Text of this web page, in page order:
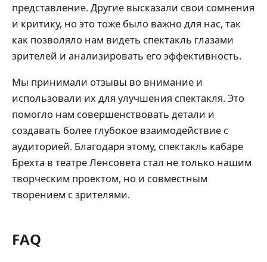
представление. Другие высказали свои сомнения
и критику, но это тоже было важно для нас, так
как позволяло нам видеть спектакль глазами
зрителей и анализировать его эффективность.
Мы принимали отзывы во внимание и
использовали их для улучшения спектакля. Это
помогло нам совершенствовать детали и
создавать более глубокое взаимодействие с
аудиторией. Благодаря этому, спектакль кабаре
Брехта в театре Ленсовета стал не только нашим
творческим проектом, но и совместным
творением с зрителями.
FAQ